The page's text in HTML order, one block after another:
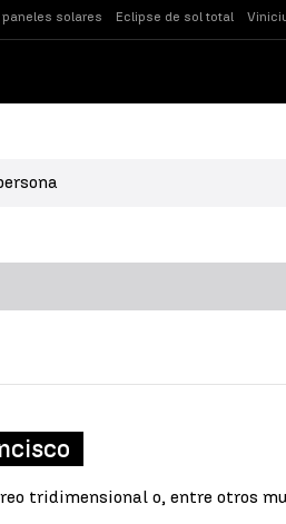
paneles solares Eclipse de sol total
tridimensional o, entre otros